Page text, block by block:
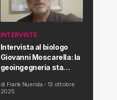
INTERVISTE
Intervista al biologo
Giovanni Moscarella: la
geoingegneria sta
salute dell’uomo
di Frank Nuenda - 13 ottobre
2025